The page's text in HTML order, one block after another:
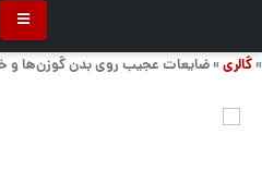
»گالری» ضایعات عجیب روی بدن گوزن‌ها و